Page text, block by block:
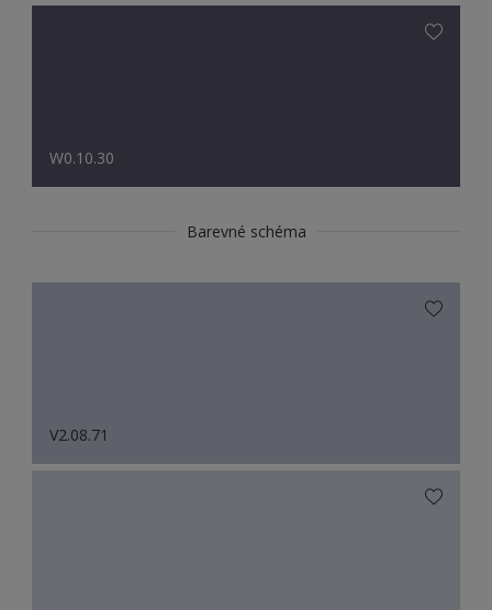
W0.10.30
Barevné schéma
V2.08.71